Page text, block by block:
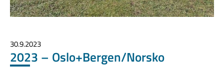
30.9.2023
2023 – Oslo+Bergen/Norsko